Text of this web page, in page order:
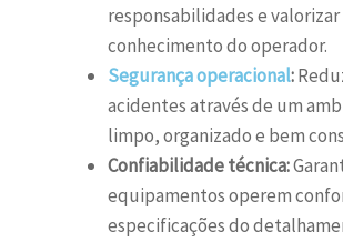
responsabilidades e valorizar
conhecimento do operador.
Segurança operacional:
acidentes através de um
limpo, organizado e bem
Confiabilidade técnica:
equipamentos operem
especificações do